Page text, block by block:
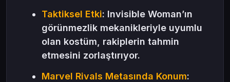
Taktiksel Etki: Invisible Woman’ın
görünmezlik mekanikleriyle uyumlu
olan kostüm, rakiplerin tahmin
etmesini zorlaştırıyor.
Marvel Rivals Metasında Konum: